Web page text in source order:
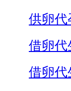
供卵代
借卵代
借卵代